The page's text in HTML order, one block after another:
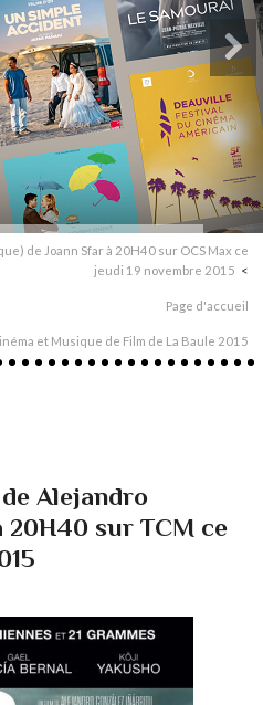
de Joann Sfar à 20H40 sur OCS Max ce
jeudi 19 novembre 2015
Page d'accueil
et Musique de Film de La Baule 2015
Alejandro
sur TCM ce